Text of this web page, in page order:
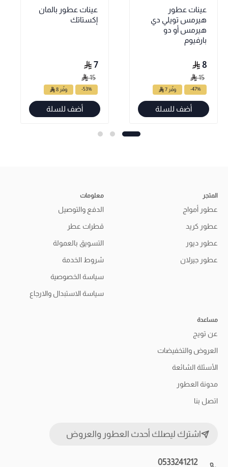
عينات عطور
هيرمس تويلي دي
هيرمس أو دو
بارفيوم
8
15
-47% وفّر 7
أضف للسلة
عينات عطور بالمان
إكستاتك
7
15
-53% وفّر 8
أضف للسلة
المتجر
عطور أمواج
عطور كريد
عطور ديور
عطور جيرلان
معلومات
الدفع والتوصيل
قطرات عطر
التسويق بالعمولة
شروط الخدمة
سياسة الخصوصية
سياسة الاستبدال والارجاع
مساعدة
عن تويج
العروض والتخفيضات
الأسئلة الشائعة
مدونة العطور
اتصل بنا
اشترك ليصلك أحدث العطور والعروض
0533241212